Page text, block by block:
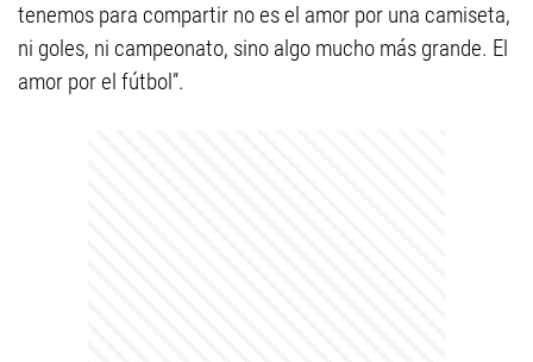
tenemos para compartir no es el amor por una camiseta,
ni goles, ni campeonato, sino algo mucho más grande. El
amor por el fútbol”.